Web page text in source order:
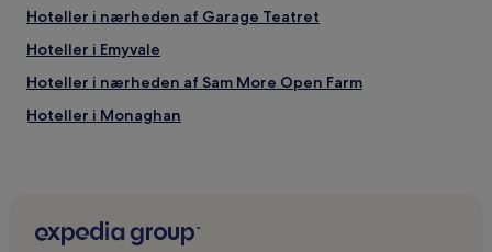
Hoteller i nærheden af Garage Teatret
Hoteller i Emyvale
Hoteller i nærheden af Sam More Open Farm
Hoteller i Monaghan